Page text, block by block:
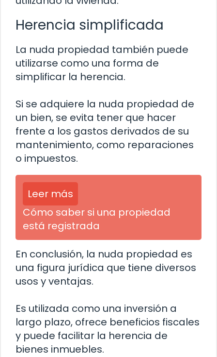
Herencia simplificada
La nuda propiedad también puede
utilizarse como una forma de
simplificar la herencia.
Si se adquiere la nuda propiedad de
un bien, se evita tener que hacer
frente a los gastos derivados de su
mantenimiento, como reparaciones
o impuestos.
Leer más
Cómo saber si una propiedad
está registrada
En conclusión, la nuda propiedad es
una figura jurídica que tiene diversos
usos y ventajas.
Es utilizada como una inversión a
largo plazo, ofrece beneficios fiscales
y puede facilitar la herencia de
bienes inmuebles.